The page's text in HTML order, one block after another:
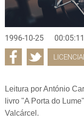
1996-10-25 00:05:11
Leitura por António
livro "A Porta do
Valcárcel.